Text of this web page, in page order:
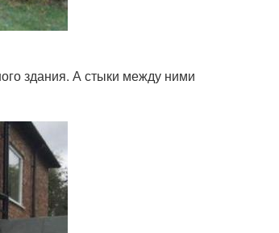
здания. А стыки между ними